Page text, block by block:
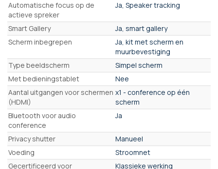
Automatische focus op de
actieve spreker
Ja, Speaker tracking
Smart Gallery
Ja, smart gallery
Scherm inbegrepen
Ja, kit met scherm en
muurbevestiging
Type beeldscherm
Simpel scherm
Met bedieningstablet
Nee
Aantal uitgangen voor schermen
(HDMI)
x1 - conference op één
scherm
Bluetooth voor audio
conference
Ja
Privacy shutter
Manueel
Voeding
Stroomnet
Gecertificeerd voor
Klassieke werking